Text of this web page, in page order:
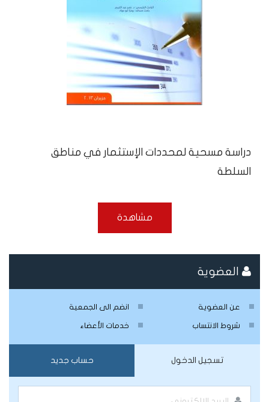
دراسة مسحية لمحددات الإستثمار في مناطق
السلطة
مشاهدة
العضوية
عن العضوية انضم الى الجمعية
شروط الانتساب خدمات الأعضاء
تسجيل الدخول حساب جديد